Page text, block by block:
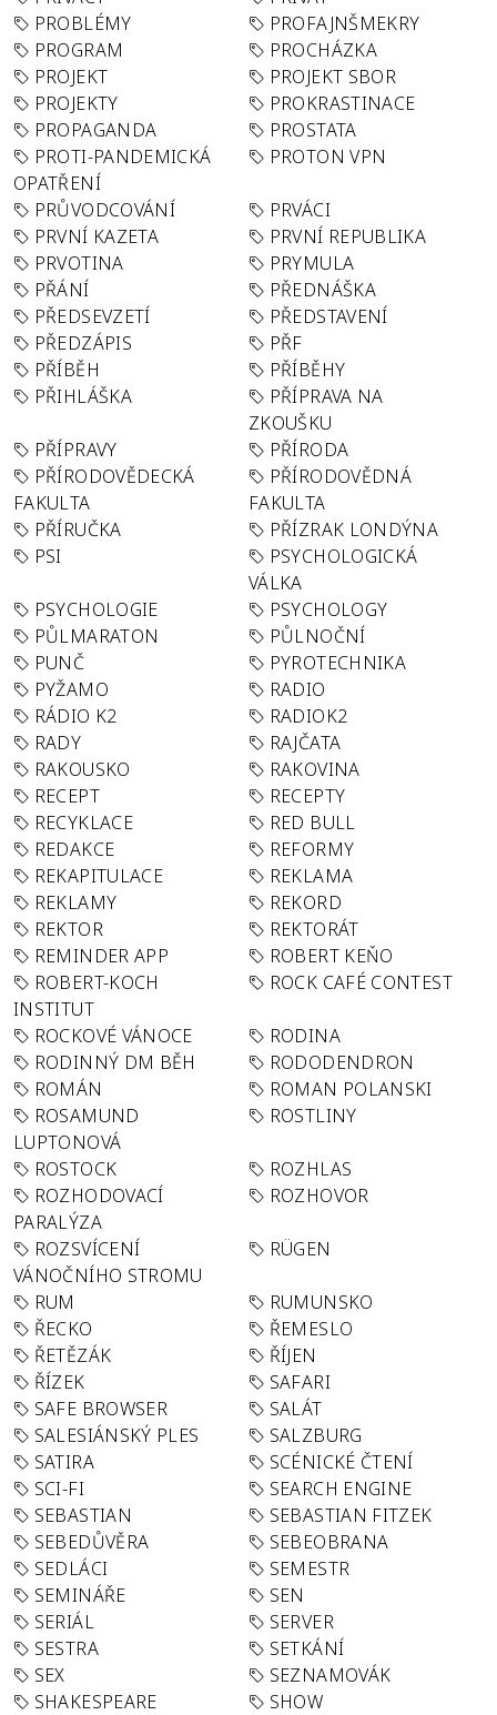
PROBLÉMY
PROFAJNŠMEKRY
PROGRAM
PROCHÁZKA
PROJEKT
PROJEKT SBOR
PROJEKTY
PROKRASTINACE
PROPAGANDA
PROSTATA
PROTI-PANDEMICKÁ
OPATŘENÍ
PROTON VPN
PRŮVODCOVÁNÍ
PRVÁCI
PRVNÍ KAZETA
PRVNÍ REPUBLIKA
PRVOTINA
PRYMULA
PŘÁNÍ
PŘEDNÁŠKA
PŘEDSEVZETÍ
PŘEDSTAVENÍ
PŘEDZÁPIS
PŘF
PŘÍBĚH
PŘÍBĚHY
PŘIHLÁŠKA
PŘÍPRAVA NA
ZKOUŠKU
PŘÍPRAVY
PŘÍRODA
PŘÍRODOVĚDECKÁ
FAKULTA
PŘÍRODOVĚDNÁ
FAKULTA
PŘÍRUČKA
PŘÍZRAK LONDÝNA
PSI
PSYCHOLOGICKÁ
VÁLKA
PSYCHOLOGIE
PSYCHOLOGY
PŮLMARATON
PŮLNOČNÍ
PUNČ
PYROTECHNIKA
PYŽAMO
RADIO
RÁDIO K2
RADIOK2
RADY
RAJČATA
RAKOUSKO
RAKOVINA
RECEPT
RECEPTY
RECYKLACE
RED BULL
REDAKCE
REFORMY
REKAPITULACE
REKLAMA
REKLAMY
REKORD
REKTOR
REKTORÁT
REMINDER APP
ROBERT KEŇO
ROBERT-KOCH
INSTITUT
ROCK CAFÉ CONTEST
ROCKOVÉ VÁNOCE
RODINA
RODINNÝ DM BĚH
RODODENDRON
ROMÁN
ROMAN POLANSKI
ROSAMUND
LUPTONOVÁ
ROSTLINY
ROSTOCK
ROZHLAS
ROZHODOVACÍ
PARALÝZA
ROZHOVOR
ROZSVÍCENÍ
VÁNOČNÍHO STROMU
RÜGEN
RUM
RUMUNSKO
ŘECKO
ŘEMESLO
ŘETĚZÁK
ŘÍJEN
ŘÍZEK
SAFARI
SAFE BROWSER
SALÁT
SALESIÁNSKÝ PLES
SALZBURG
SATIRA
SCÉNICKÉ ČTENÍ
SCI-FI
SEARCH ENGINE
SEBASTIAN
SEBASTIAN FITZEK
SEBEDŮVĚRA
SEBEOBRANA
SEDLÁCI
SEMESTR
SEMINÁŘE
SEN
SERIÁL
SERVER
SESTRA
SETKÁNÍ
SEX
SEZNAMOVÁK
SHAKESPEARE
SHOW